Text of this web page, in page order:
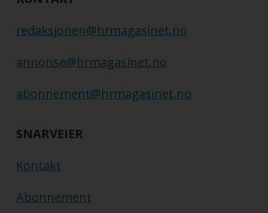
redaksjonen@hrmagasinet.no
annonse@hrmagasinet.no
abonnement@hrmagasinet.no
SNARVEIER
Kontakt
Abonnement